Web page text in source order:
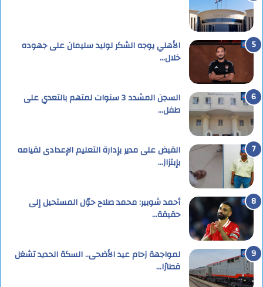
الأهلي يوجه الشكر لوليد سليمان على جهوده
خلال…
السجن المشدد 3 سنوات لمتهم بالتعدي على
طفل…
القبض على مدير بإدارة التعليم الإعدادى لقيامه
بإبتزاز…
أحمد شوبير: محمد صلاح حوّل المستحيل إلى
حقيقة…
لمواجهة زحام عيد الأضحى.. السكة الحديد تشغل
قطارًا…